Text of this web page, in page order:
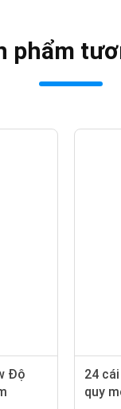
phẩm
Độ
24
quy